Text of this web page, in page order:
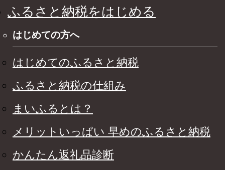
ふるさと納税をはじめる
はじめての方へ
はじめてのふるさと納税
ふるさと納税の仕組み
まいふるとは？
メリットいっぱい 早めのふるさと納税
かんたん返礼品診断